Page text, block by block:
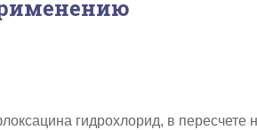
гидрохлорид, в пересчете